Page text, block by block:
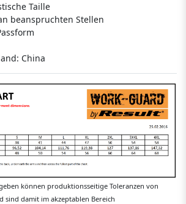
Taille
beanspruchten Stellen
China
können produktionsseitige Toleranzen von
sind damit im akzeptablen Bereich